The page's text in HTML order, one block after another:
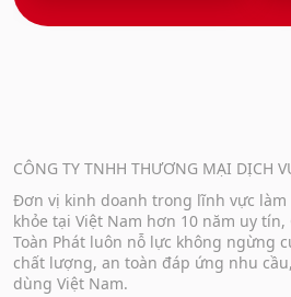
THÔNG TIN CHI TIẾT:
Nước Uống Làm Đẹp ADIVA
Bioactive Collagen Peptide –
sinh học cho khả năng hấp thụ
CÔNG TY TNHH THƯƠNG MẠI DỊCH
Đơn vị kinh doanh trong lĩnh vực làm
khỏe tại Việt Nam hơn 10 năm uy tín,
Toàn Phát luôn nỗ lực không ngừng
chất lượng, an toàn đáp ứng nhu
dùng Việt Nam.